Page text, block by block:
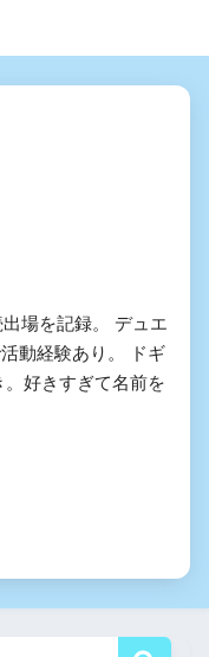
場を記録。 デュエ
動経験あり。 ドギ
好きすぎて名前を